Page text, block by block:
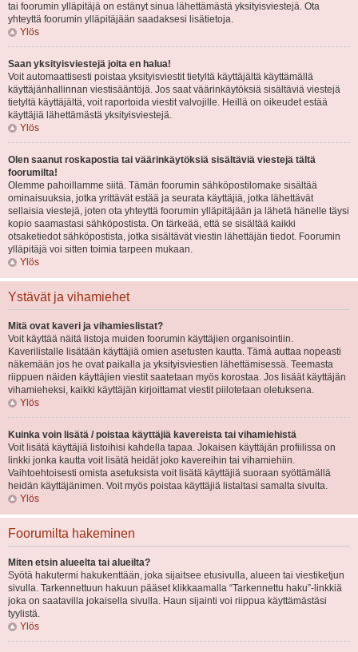
tai foorumin ylläpitäjä on estänyt sinua lähettämästä yksityisviestejä. Ota
yhteyttä foorumin ylläpitäjään saadaksesi lisätietoja.
Ylös
Saan yksityisviestejä joita en halua!
Voit automaattisesti poistaa yksityisviestit tietyltä käyttäjältä käyttämällä
käyttäjänhallinnan viestisääntöjä. Jos saat väärinkäytöksiä sisältäviä viestejä
tietyltä käyttäjältä, voit raportoida viestit valvojille. Heillä on oikeudet estää
käyttäjiä lähettämästä yksityisviestejä.
Ylös
Olen saanut roskapostia tai väärinkäytöksiä sisältäviä viestejä tältä
foorumilta!
Olemme pahoillamme siitä. Tämän foorumin sähköpostilomake sisältää
ominaisuuksia, jotka yrittävät estää ja seurata käyttäjiä, jotka lähettävät
sellaisia viestejä, joten ota yhteyttä foorumin ylläpitäjään ja lähetä hänelle täysi
kopio saamastasi sähköpostista. On tärkeää, että se sisältää kaikki
otsaketiedot sähköpostista, jotka sisältävät viestin lähettäjän tiedot. Foorumin
ylläpitäjä voi sitten toimia tarpeen mukaan.
Ylös
Ystävät ja vihamiehet
Mitä ovat kaveri ja vihamieslistat?
Voit käyttää näitä listoja muiden foorumin käyttäjien organisointiin.
Kaverilistalle lisätään käyttäjiä omien asetusten kautta. Tämä auttaa nopeasti
näkemään jos he ovat paikalla ja yksityisviestien lähettämisessä. Teemasta
riippuen näiden käyttäjien viestit saatetaan myös korostaa. Jos lisäät käyttäjän
vihamieheksi, kaikki käyttäjän kirjoittamat viestit piilotetaan oletuksena.
Ylös
Kuinka voin lisätä / poistaa käyttäjiä kavereista tai vihamiehistä
Voit lisätä käyttäjiä listoihisi kahdella tapaa. Jokaisen käyttäjän profiilissa on
linkki jonka kautta voit lisätä heidät joko kavereihin tai vihamiehiin.
Vaihtoehtoisesti omista asetuksista voit lisätä käyttäjiä suoraan syöttämällä
heidän käyttäjänimen. Voit myös poistaa käyttäjiä listaltasi samalta sivulta.
Ylös
Foorumilta hakeminen
Miten etsin alueelta tai alueilta?
Syötä hakutermi hakukenttään, joka sijaitsee etusivulla, alueen tai viestiketjun
sivulla. Tarkennettuun hakuun pääset klikkaamalla “Tarkennettu haku”-linkkiä
joka on saatavilla jokaisella sivulla. Haun sijainti voi riippua käyttämästäsi
tyylistä.
Ylös